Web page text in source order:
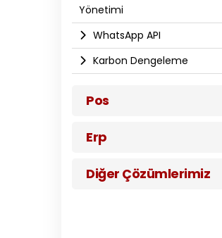
Yönetimi
WhatsApp API​
Karbon Dengeleme
Pos
Erp
Diğer Çözümlerimiz